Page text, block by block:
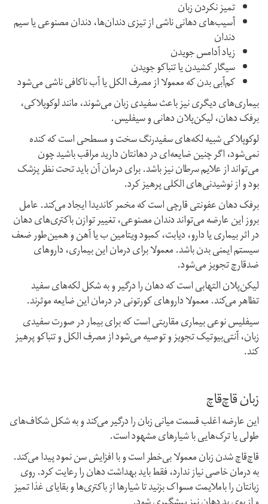
تمیز نکردن زبان
آسیب‌های دهانی ناشی از تیزی دندان‌ها، دندان مصنوعی یا سیم‌
دندان
زیاد آدامس جویدن
سیگار کشیدن یا تنباکو جویدن
کم‌آبی بدن که معمولا از مصرف الکل یا آب ناکافی ناشی می‌شود
بیماری‌های دیگری نیز باعث سفیدی زبان می‌شوند، مانند لوکوپلاکی،
برفک دهان، لیکن‌پلان دهانی و سیفلیس.
لوکوپلاکی شبیه لکه‌های سفید‌رنگ سخت و مسطحی است که کنده
نمی‌شود، اگر چنین ضایعه‌ای در دهانتان دارید مراقب باشید چون
می‌تواند از علایم سرطان نیز باشد. برای درمان آن باید تحت نظر پزشک
بود و از نوشیدنی‌های الکلی پرهیز کرد.
برفک دهان عفونتی قارچی است که مخمر کاندیدا ایجاد می‌کند. عامل
بروز این عارضه می‌تواند دندان مصنوعی، تغییر توازن باکتری‌های دهان
در اثر بیماری یا دارو، دیابت، کمبود ویتامین ب یا آهن و همین‌طور ضعف
سیستم ایمنی بدن باشد. معمولا برای درمان این بیماری، داروهای
ضد‌قارچ تجویز می‌شود.
لیکن‌پلان التهابی است که دهان را درگیر و به شکل لکه‌های سفید
تظاهر می‌کند. معمولا داروهای کورتونی در درمان این ضایعه موثرند.
سیفلیس نوعی بیماری مقاربتی است که برای بیمار در صورت سفیدی
زبان، آنتی‌بیوتیک تجویز و توصیه می‌شود از مصرف الکل و تنباکو پرهیز
کند.
زبان قاچ‌قاچ
این عارضه اغلب قسمت میانی زبان را درگیر می‌کند و به‌ شکل شکاف‌های
طولی یا ترک‌هایی با شیارهای مشهود است.
قاچ‌قاچ شدن زبان معمولا بی‌خطر است و با افزایش سن نمود پیدا می‌کند.
به درمان خاصی نیاز ندارد، فقط باید بهداشت دهان را رعایت کرد. روی
زبانتان را با‌ملایمت مسواک بزنید تا شیارها از باکتری‌ها و بقایای غذا تمیز